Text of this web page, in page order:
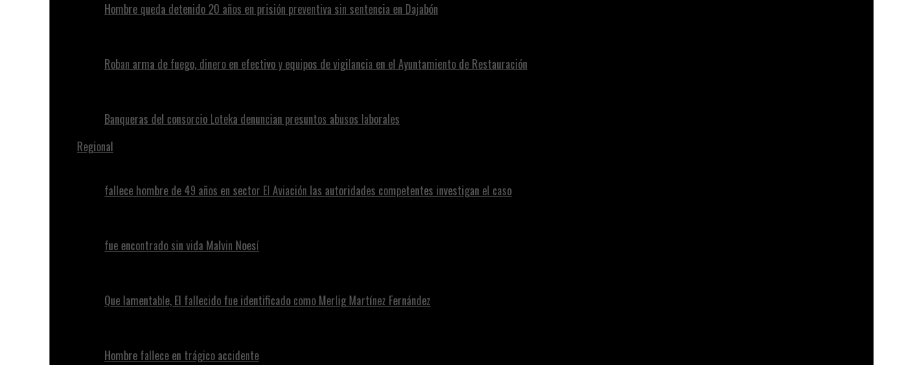
Hombre queda detenido 20 años en prisión preventiva sin sentencia en Dajabón
Roban arma de fuego, dinero en efectivo y equipos de vigilancia en el Ayuntamiento de Restauración
Banqueras del consorcio Loteka denuncian presuntos abusos laborales
Regional
fallece hombre de 49 años en sector El Aviación las autoridades competentes investigan el caso
fue encontrado sin vida Malvin Noesí
Que lamentable, El fallecido fue identificado como Merlig Martínez Fernández
Hombre fallece en trágico accidente